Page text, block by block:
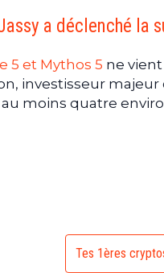
a déclenché la
5 et Mythos 5 ne
investisseur majeur
moins quatre
Tes 1ères